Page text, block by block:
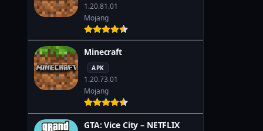
1.20.81.01
Mojang
Minecraft
APK
1.20.73.01
Mojang
GTA: Vice City – NETFLIX